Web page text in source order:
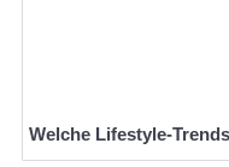
Welche Lifestyle-